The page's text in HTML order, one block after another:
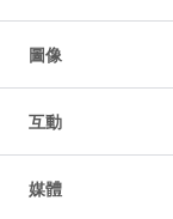
圖像
互動
媒體